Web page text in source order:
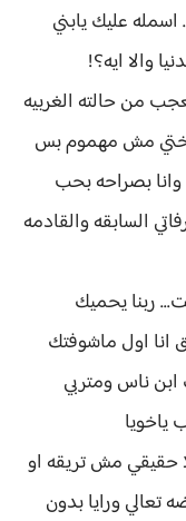
عليك يابني
والا ايه؟!
من حالته الغربيه
مش مهموم بس
وانا بصراحه بحب
السابقه والقادمه
ربنا يحميك
اول ماشوفتك
ناس ومتربي
ياخويا
حقيقي مش تريقه او
تعالي ورايا بدون